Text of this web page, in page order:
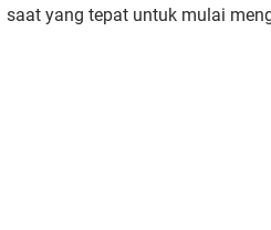
saat yang tepat untuk mulai